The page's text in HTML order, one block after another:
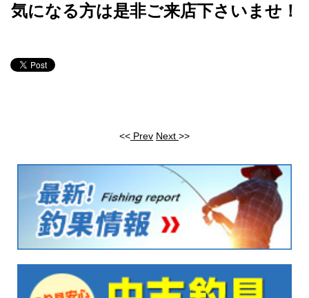
気になる方は是非ご来店下さいませ！
<< Prev Next >>